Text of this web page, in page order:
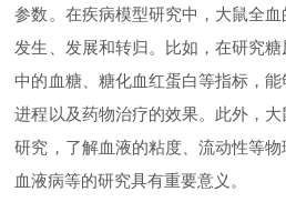
参数。在疾病模型研究中，大鼠全
发生、发展和转归。比如，在研究
中的血糖、糖化血红蛋白等指标，
进程以及药物治疗的效果。此外，
研究，了解血液的粘度、流动性等物
血液病等的研究具有重要意义。